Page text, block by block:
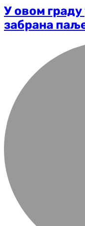
У овом граду
забрана